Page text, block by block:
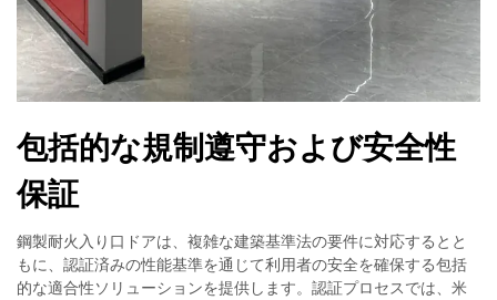
包括的な規制遵守および安全性
保証
鋼製耐火入り口ドアは、複雑な建築基準法の要件に対応するとと
もに、認証済みの性能基準を通じて利用者の安全を確保する包括
的な適合性ソリューションを提供します。認証プロセスでは、米